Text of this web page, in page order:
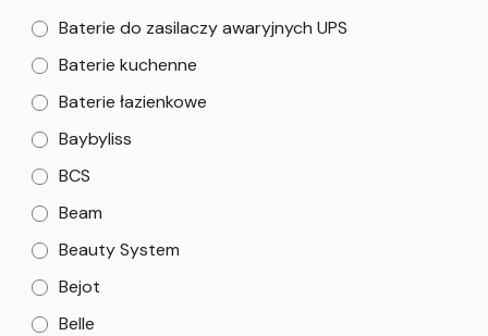
Baterie do zasilaczy awaryjnych UPS
Baterie kuchenne
Baterie łazienkowe
Baybyliss
BCS
Beam
Beauty System
Bejot
Belle